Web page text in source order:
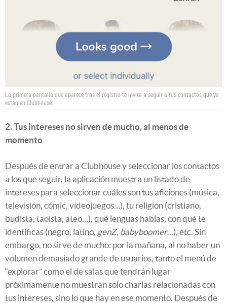
La primera pantalla que aparece tras el registro te invita a seguir a tus contactos que ya
están en Clubhouse.
2. Tus intereses no sirven de mucho, al menos de
momento
Después de entrar a Clubhouse y seleccionar los contactos
a los que seguir, la aplicación muestra un listado de
intereses para seleccionar cuáles son tus aficiones (música,
televisión, cómic, videojuegos…), tu religión (cristiano,
budista, taoista, ateo…), qué lenguas hablas, con qué te
identificas (negro, latino, genZ, babyboomer…), etc. Sin
embargo, no sirve de mucho: por la mañana, al no haber un
volumen demasiado grande de usuarios, tanto el menú de
“explorar” como el de salas que tendrán lugar
próximamente no muestran solo charlas relacionadas con
tus intereses, sino lo que hay en ese momento. Después de